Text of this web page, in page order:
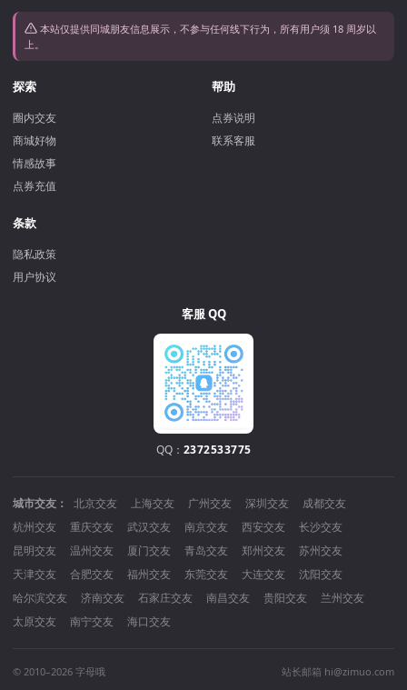
本站仅提供同城朋友信息展示，不参与任何线下行为，所有用户须 18 周岁以
上。
探索
圈内交友
商城好物
情感故事
点券充值
帮助
点券说明
联系客服
条款
隐私政策
用户协议
客服 QQ
QQ： 2372533775
城市交友： 北京交友 上海交友 广州交友 深圳交友
成都交友
杭州交友
重庆交友 武汉交友 南京交友 西安交友
长沙交友
昆明交友
温州交友 厦门交友 青岛交友 郑州交友
苏州交友
天津交友
合肥交友 福州交友 东莞交友 大连交友
沈阳交友
哈尔滨交友
济南交友 石家庄交友 南昌交友 贵阳交友
兰州交友
太原交友
南宁交友 海口交友
© 2010–2026 字母哦 站长邮箱 hi@zimuo.com